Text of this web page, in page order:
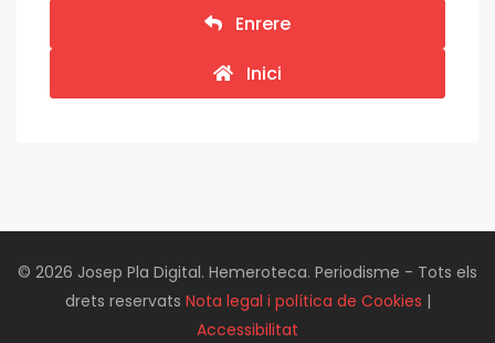
Enrere
Inici
© 2026 Josep Pla Digital. Hemeroteca. Periodisme - Tots els
drets reservats Nota legal i política de Cookies |
Accessibilitat